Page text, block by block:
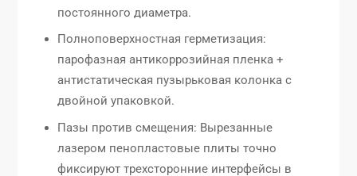
постоянного диаметра.
Полноповерхностная герметизация:
парофазная антикоррозийная пленка +
антистатическая пузырьковая колонка с
двойной упаковкой.
Пазы против смещения: Вырезанные
лазером пенопластовые плиты точно
фиксируют трехсторонние интерфейсы в